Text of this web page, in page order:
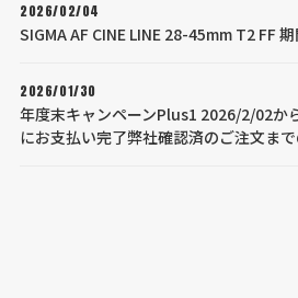
2026/02/04
SIGMA AF CINE LINE 28-45mm T2 FF 期
2026/01/30
年度末キャンペーンPlus1 2026/2/02か
にお支払い完了弊社確認済のご注文まで